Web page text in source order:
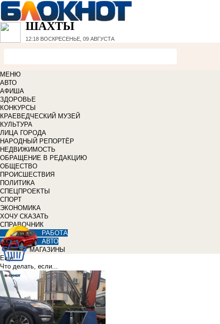
ШАХТЫ
12:18 ВОСКРЕСЕНЬЕ, 09 АВГУСТА
МЕНЮ
АВТО
АФИША
ЗДОРОВЬЕ
КОНКУРСЫ
КРАЕВЕДЧЕСКИЙ МУЗЕЙ
КУЛЬТУРА
ЛИЦА ГОРОДА
НАРОДНЫЙ РЕПОРТЁР
НЕДВИЖИМОСТЬ
ОБРАЩЕНИЕ В РЕДАКЦИЮ
ОБЩЕСТВО
ПРОИСШЕСТВИЯ
ПОЛИТИКА
СПЕЦПРОЕКТЫ
СПОРТ
ЭКОНОМИКА
ХОЧУ СКАЗАТЬ
СПРАВОЧНИК
РАБОТА
АВТО
МАГАЗИНЫ
Еще
Что делать, если...